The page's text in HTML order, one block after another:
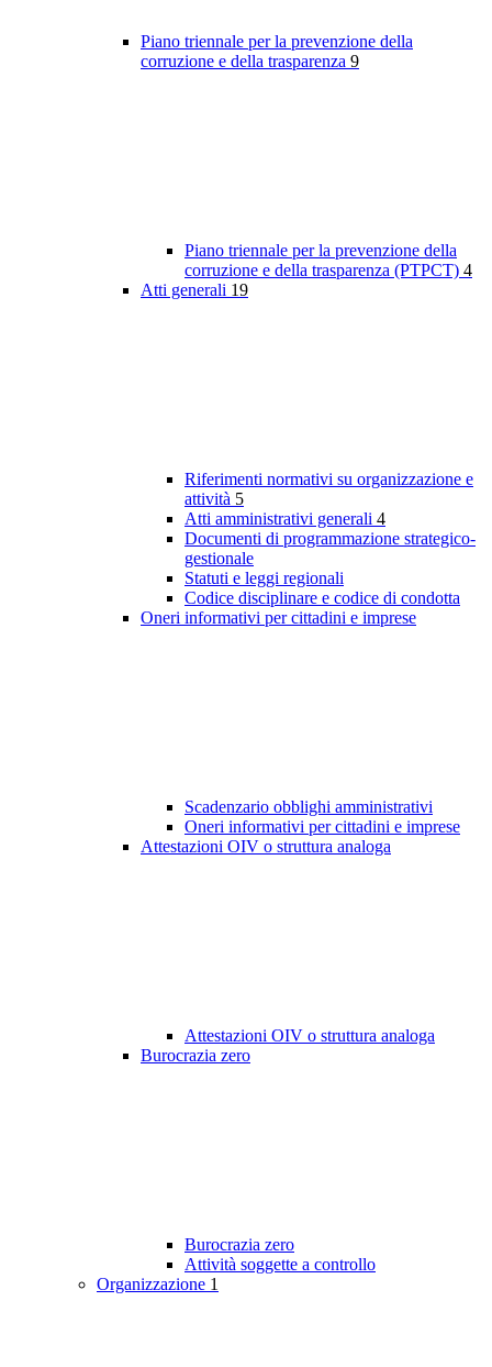
Piano triennale per la prevenzione della
corruzione e della trasparenza 9
Piano triennale per la prevenzione della
corruzione e della trasparenza (PTPCT) 4
Atti generali 19
Riferimenti normativi su organizzazione e
attività 5
Atti amministrativi generali 4
Documenti di programmazione strategico-
gestionale
Statuti e leggi regionali
Codice disciplinare e codice di condotta
Oneri informativi per cittadini e imprese
Scadenzario obblighi amministrativi
Oneri informativi per cittadini e imprese
Attestazioni OIV o struttura analoga
Attestazioni OIV o struttura analoga
Burocrazia zero
Burocrazia zero
Attività soggette a controllo
Organizzazione 1